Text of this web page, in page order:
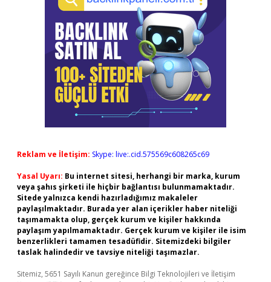
Reklam ve İletişim: Skype: live:.cid.575569c608265c69
Yasal Uyarı: Bu internet sitesi, herhangi bir marka, kurum
veya şahıs şirketi ile hiçbir bağlantısı bulunmamaktadır.
Sitede yalnızca kendi hazırladığımız makaleler
paylaşılmaktadır. Burada yer alan içerikler haber niteliği
taşımamakta olup, gerçek kurum ve kişiler hakkında
paylaşım yapılmamaktadır. Gerçek kurum ve kişiler ile isim
benzerlikleri tamamen tesadüfidir. Sitemizdeki bilgiler
taslak halindedir ve tavsiye niteliği taşımazlar.
Sitemiz, 5651 Sayılı Kanun gereğince Bilgi Teknolojileri ve İletişim